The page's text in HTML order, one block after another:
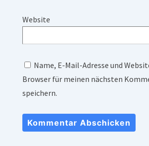
Website
Name, E-Mail-Adresse und
Browser für meinen nächsten
speichern.